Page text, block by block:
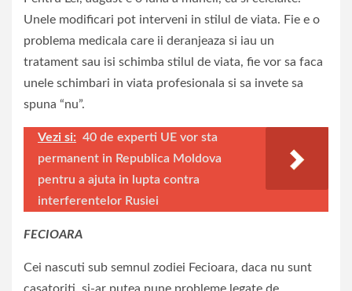
Unele modificari pot interveni in stilul de viata. Fie e o
problema medicala care ii deranjeaza si iau un
tratament sau isi schimba stilul de viata, fie vor sa faca
unele schimbari in viata profesionala si sa invete sa
spuna “nu”.
Vezi si: 40 de experti UE vor sta
permanent in Republica Moldova
pentru a ajuta in lupta contra
interferentelor Rusiei
FECIOARA
Cei nascuti sub semnul zodiei Fecioara, daca nu sunt